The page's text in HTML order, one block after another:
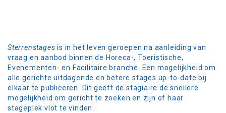
Sterrenstages is in het leven geroepen na aanleiding van
vraag en aanbod binnen de Horeca-, Toeristische,
Evenementen- en Facilitaire branche. Een mogelijkheid om
alle gerichte uitdagende en betere stages up-to-date bij
elkaar te publiceren. Dit geeft de stagiaire de snellere
mogelijkheid om gericht te zoeken en zijn of haar
stageplek vlot te vinden.